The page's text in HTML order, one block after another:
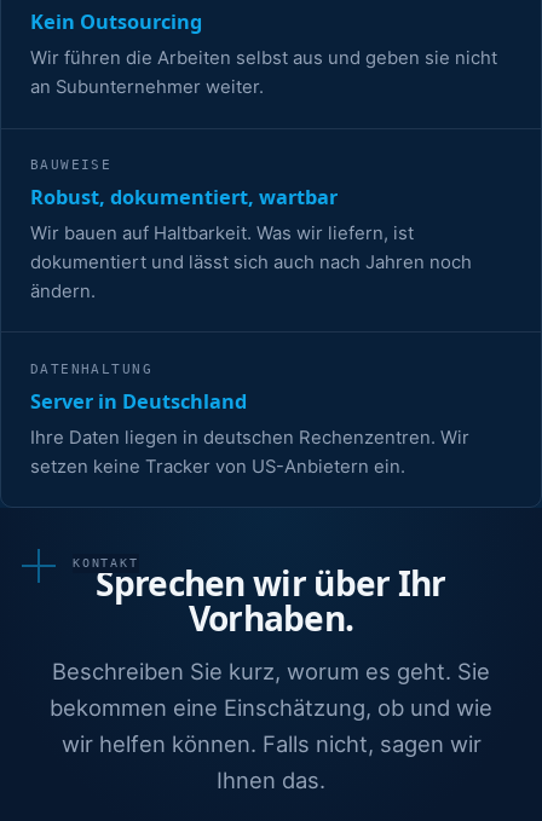
Kein Outsourcing
Wir führen die Arbeiten selbst aus und geben sie nicht
an Subunternehmer weiter.
BAUWEISE
Robust, dokumentiert, wartbar
Wir bauen auf Haltbarkeit. Was wir liefern, ist
dokumentiert und lässt sich auch nach Jahren noch
ändern.
DATENHALTUNG
Server in Deutschland
Ihre Daten liegen in deutschen Rechenzentren. Wir
setzen keine Tracker von US-Anbietern ein.
KONTAKT
Sprechen wir über Ihr
Vorhaben.
Beschreiben Sie kurz, worum es geht. Sie
bekommen eine Einschätzung, ob und wie
wir helfen können. Falls nicht, sagen wir
Ihnen das.